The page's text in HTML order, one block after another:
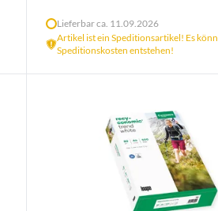
Lieferbar ca. 11.09.2026
Artikel ist ein Speditionsartikel! Es
Speditionskosten entstehen!